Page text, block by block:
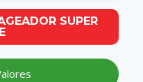
SUPER